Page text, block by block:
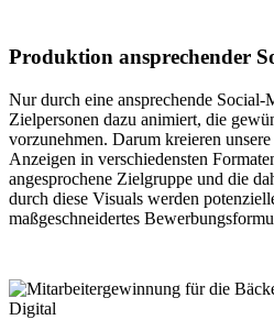
Produktion ansprechender
Nur durch eine ansprechende
Zielpersonen dazu animiert, die
vorzunehmen. Darum kreieren
Anzeigen in verschiedensten
angesprochene Zielgruppe und die
durch diese Visuals werden
maßgeschneidertes